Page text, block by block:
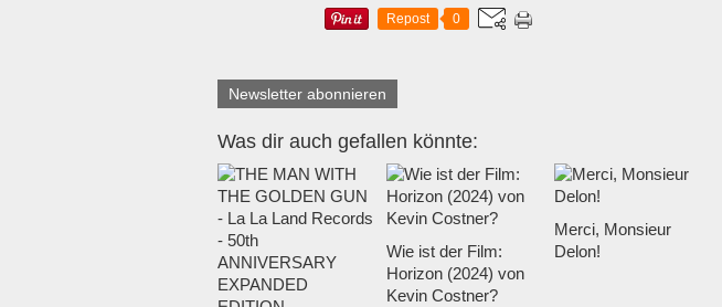
Repost 0
Newsletter abonnieren
Was dir auch gefallen könnte:
Wie ist der Film:
Horizon (2024) von
Kevin Costner?
Merci, Monsieur
Delon!